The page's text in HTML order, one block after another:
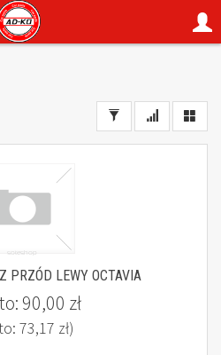
PRZÓD LEWY OCTAVIA
90,00 zł
73,17 zł)